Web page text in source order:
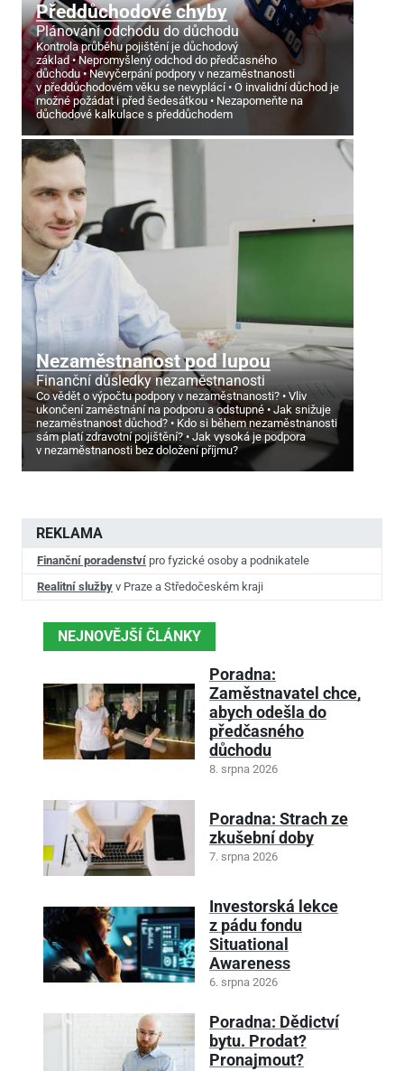
Předdůchodové chyby
Plánování odchodu do důchodu
Kontrola průběhu pojištění je důchodový
základ
Nepromyšlený odchod do předčasného
důchodu
Nevyčerpání podpory v nezaměstnanosti
v předdůchodovém věku se nevyplácí
O invalidní důchod je
možné požádat i před šedesátkou
Nezapomeňte na
důchodové kalkulace s předdůchodem
Nezaměstnanost pod lupou
Finanční důsledky nezaměstnanosti
Co vědět o výpočtu podpory v nezaměstnanosti?
Vliv
ukončení zaměstnání na podporu a odstupné
Jak snižuje
nezaměstnanost důchod?
Kdo si během nezaměstnanosti
sám platí zdravotní pojištění?
Jak vysoká je podpora
v nezaměstnanosti bez doložení příjmu?
REKLAMA
Finanční poradenství pro fyzické osoby a podnikatele
Realitní služby v Praze a Středočeském kraji
NEJNOVĚJŠÍ ČLÁNKY
Poradna:
Zaměstnavatel chce,
abych odešla do
předčasného
důchodu
8. srpna 2026
Poradna: Strach ze
zkušební doby
7. srpna 2026
Investorská lekce
z pádu fondu
Situational
Awareness
6. srpna 2026
Poradna: Dědictví
bytu. Prodat?
Pronajmout?